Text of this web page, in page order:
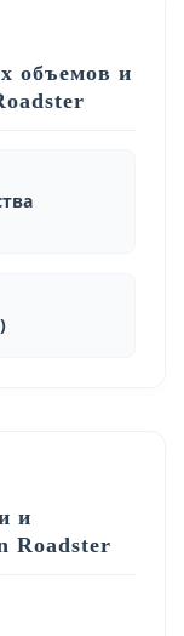
объемов и
и
Roadster